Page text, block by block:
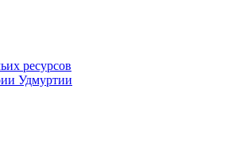
ресурсов
Удмуртии